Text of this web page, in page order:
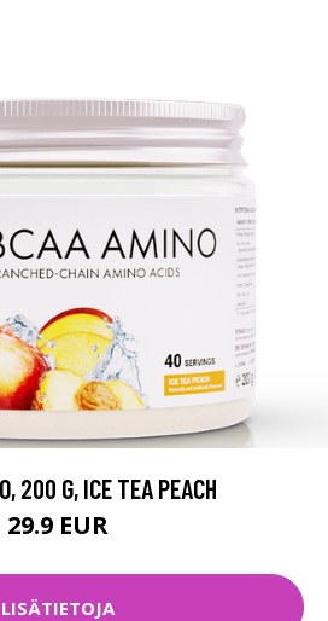
200 G, ICE TEA PEACH
29.9 EUR
LISÄTIETOJA